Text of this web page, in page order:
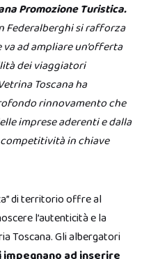
Promozione Turistica.
Federalberghi si rafforza
ad ampliare un’offerta
dei viaggiatori
Toscana ha
rinnovamento che
imprese aderenti e dalla
in chiave
di territorio offre al
l’autenticità e la
Toscana. Gli albergatori